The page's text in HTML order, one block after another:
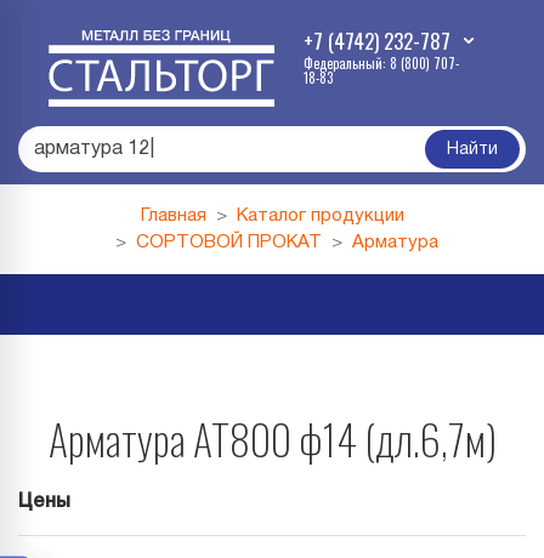
+7 (4742) 232-787
Федеральный: 8 (800) 707-
18-83
армату| Найти
Главная
Каталог продукции
СОРТОВОЙ ПРОКАТ
Арматура
Арматура АТ800 ф14 (дл.6,7м)
Цены